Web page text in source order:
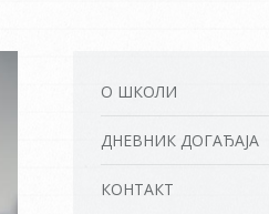
О ШКОЛИ
ДНЕВНИК ДОГАЂАЈА
КОНТАКТ